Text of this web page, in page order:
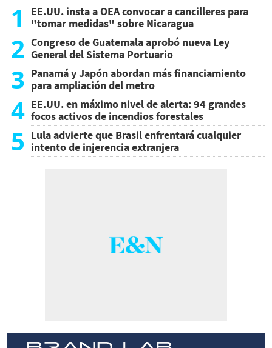
1
EE.UU. insta a OEA convocar a cancilleres para
"tomar medidas" sobre Nicaragua
2 Congreso de Guatemala aprobó nueva Ley
General del Sistema Portuario
3 Panamá y Japón abordan más financiamiento
para ampliación del metro
4 EE.UU. en máximo nivel de alerta: 94 grandes
focos activos de incendios forestales
5 Lula advierte que Brasil enfrentará cualquier
intento de injerencia extranjera